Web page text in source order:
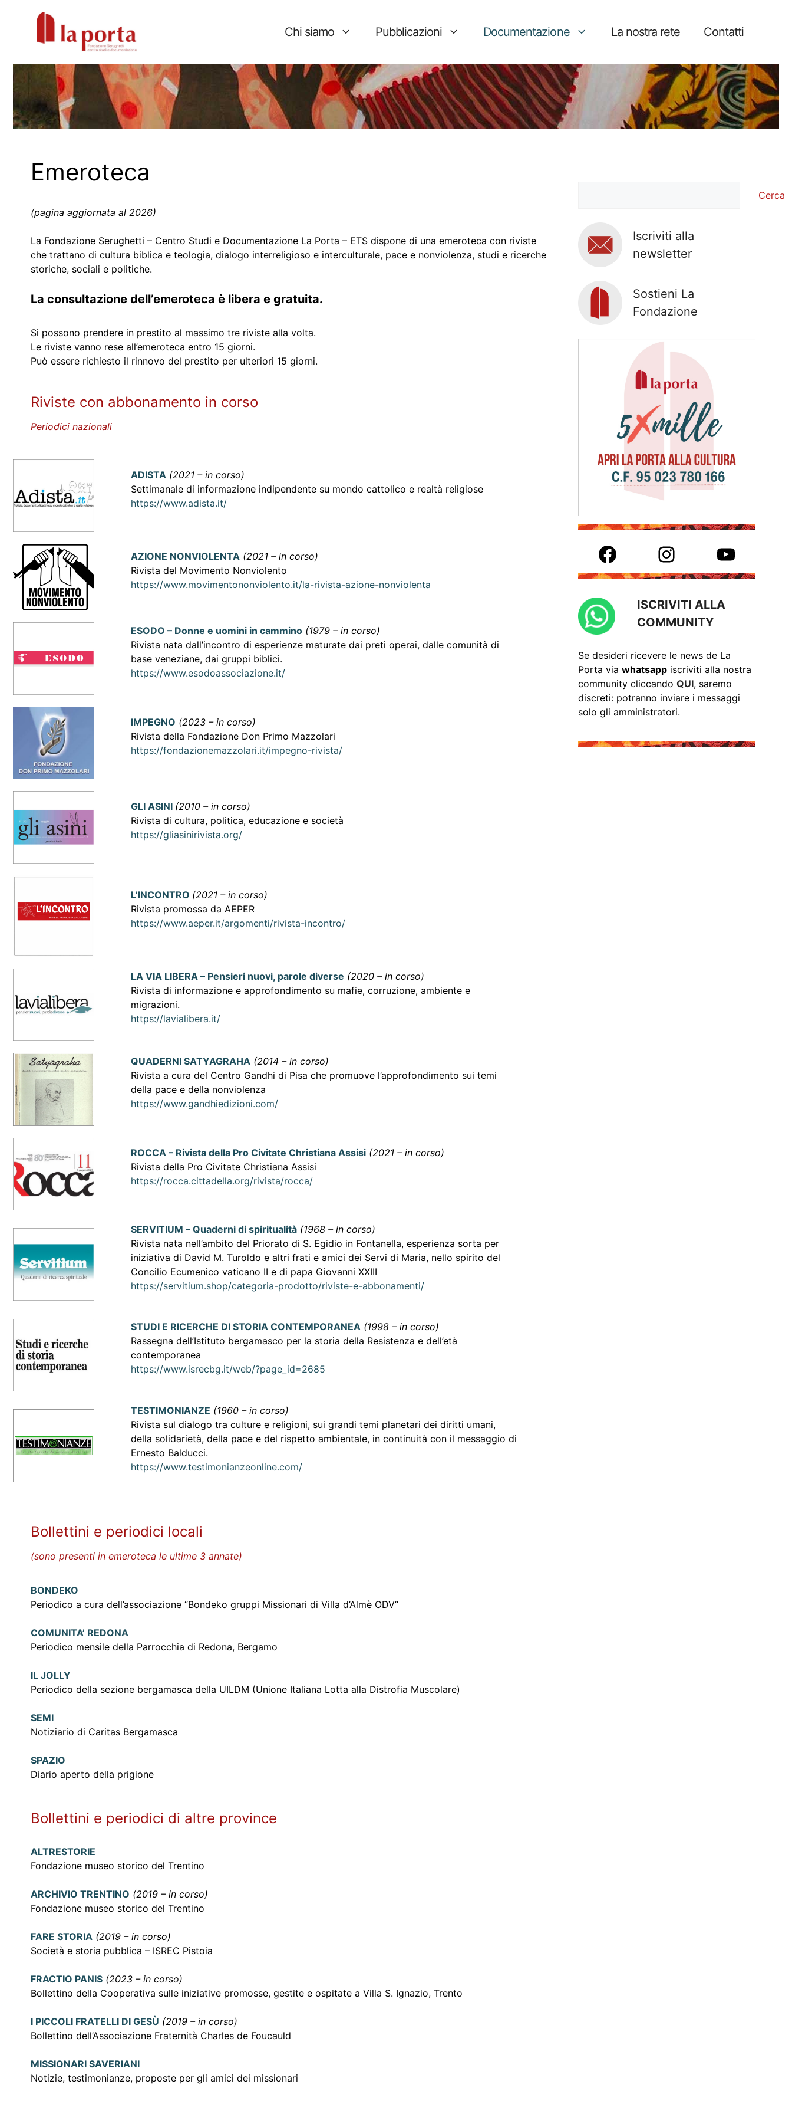
Chi siamo Pubblicazioni Documentazione La nostra rete Contatti
Emeroteca
(pagina aggiornata al 2026)
La Fondazione Serughetti – Centro Studi e Documentazione La Porta – ETS dispone di una emeroteca con riviste
che trattano di cultura biblica e teologia, dialogo interreligioso e interculturale, pace e nonviolenza, studi e ricerche
storiche, sociali e politiche.
La consultazione dell’emeroteca è libera e gratuita.
Si possono prendere in prestito al massimo tre riviste alla volta.
Le riviste vanno rese all’emeroteca entro 15 giorni.
Può essere richiesto il rinnovo del prestito per ulteriori 15 giorni.
Riviste con abbonamento in corso
Periodici nazionali
ADISTA (2021 – in corso)
Settimanale di informazione indipendente su mondo cattolico e realtà religiose
https://www.adista.it/
AZIONE NONVIOLENTA (2021 – in corso)
Rivista del Movimento Nonviolento
https://www.movimentononviolento.it/la-rivista-azione-nonviolenta
ESODO – Donne e uomini in cammino (1979 – in corso)
Rivista nata dall’incontro di esperienze maturate dai preti operai, dalle comunità di
base veneziane, dai gruppi biblici.
https://www.esodoassociazione.it/
IMPEGNO (2023 – in corso)
Rivista della Fondazione Don Primo Mazzolari
https://fondazionemazzolari.it/impegno-rivista/
GLI ASINI (2010 – in corso)
Rivista di cultura, politica, educazione e società
https://gliasinirivista.org/
L’INCONTRO (2021 – in corso)
Rivista promossa da AEPER
https://www.aeper.it/argomenti/rivista-incontro/
LA VIA LIBERA – Pensieri nuovi, parole diverse (2020 – in corso)
Rivista di informazione e approfondimento su mafie, corruzione, ambiente e
migrazioni.
https://lavialibera.it/
QUADERNI SATYAGRAHA (2014 – in corso)
Rivista a cura del Centro Gandhi di Pisa che promuove l’approfondimento sui temi
della pace e della nonviolenza
https://www.gandhiedizioni.com/
ROCCA – Rivista della Pro Civitate Christiana Assisi (2021 – in corso)
Rivista della Pro Civitate Christiana Assisi
https://rocca.cittadella.org/rivista/rocca/
SERVITIUM – Quaderni di spiritualità (1968 – in corso)
Rivista nata nell’ambito del Priorato di S. Egidio in Fontanella, esperienza sorta per
iniziativa di David M. Turoldo e altri frati e amici dei Servi di Maria, nello spirito del
Concilio Ecumenico vaticano II e di papa Giovanni XXIII
https://servitium.shop/categoria-prodotto/riviste-e-abbonamenti/
STUDI E RICERCHE DI STORIA CONTEMPORANEA (1998 – in corso)
Rassegna dell’Istituto bergamasco per la storia della Resistenza e dell’età
contemporanea
https://www.isrecbg.it/web/?page_id=2685
TESTIMONIANZE (1960 – in corso)
Rivista sul dialogo tra culture e religioni, sui grandi temi planetari dei diritti umani,
della solidarietà, della pace e del rispetto ambientale, in continuità con il messaggio di
Ernesto Balducci.
https://www.testimonianzeonline.com/
Bollettini e periodici locali
(sono presenti in emeroteca le ultime 3 annate)
BONDEKO
Periodico a cura dell’associazione “Bondeko gruppi Missionari di Villa d’Almè ODV”
COMUNITA’ REDONA
Periodico mensile della Parrocchia di Redona, Bergamo
IL JOLLY
Periodico della sezione bergamasca della UILDM (Unione Italiana Lotta alla Distrofia Muscolare)
SEMI
Notiziario di Caritas Bergamasca
SPAZIO
Diario aperto della prigione
Bollettini e periodici di altre province
ALTRESTORIE
Fondazione museo storico del Trentino
ARCHIVIO TRENTINO (2019 – in corso)
Fondazione museo storico del Trentino
FARE STORIA (2019 – in corso)
Società e storia pubblica – ISREC Pistoia
FRACTIO PANIS (2023 – in corso)
Bollettino della Cooperativa sulle iniziative promosse, gestite e ospitate a Villa S. Ignazio, Trento
I PICCOLI FRATELLI DI GESÙ (2019 – in corso)
Bollettino dell’Associazione Fraternità Charles de Foucauld
MISSIONARI SAVERIANI
Notizie, testimonianze, proposte per gli amici dei missionari
Cerca
Iscriviti alla
newsletter
Sostieni La
Fondazione
Facebook Instagram YouTube
ISCRIVITI ALLA
COMMUNITY
Se desideri ricevere le news de La
Porta via whatsapp iscriviti alla nostra
community cliccando QUI, saremo
discreti: potranno inviare i messaggi
solo gli amministratori.